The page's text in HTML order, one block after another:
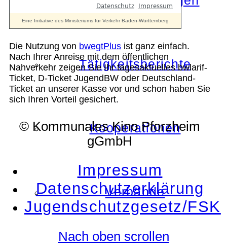
Tätigkeitsberichte
Kooperationen
Verbände
Die Nutzung von bwegtPlus ist ganz einfach.
Nach Ihrer Anreise mit dem öffentlichen
Nahverkehr zeigen Sie Ihr tagesaktuelles bwlarif-
Ticket, D-Ticket JugendBW oder Deutschland-
Ticket an unserer Kasse vor und schon haben Sie
sich Ihren Vorteil gesichert.
© Kommunales Kino Pforzheim
gGmbH
Impressum
Datenschutzerklärung
Jugendschutzgesetz/FSK
Nach oben scrollen